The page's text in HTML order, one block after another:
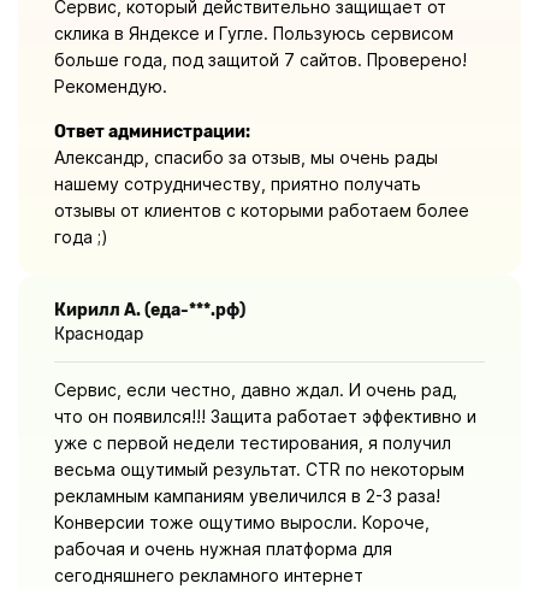
Сервис, который действительно защищает от
склика в Яндексе и Гугле. Пользуюсь сервисом
больше года, под защитой 7 сайтов. Проверено!
Рекомендую.
Ответ администрации:
Александр, спасибо за отзыв, мы очень рады
нашему сотрудничеству, приятно получать
отзывы от клиентов с которыми работаем более
года ;)
Кирилл А. (еда-***.рф)
Краснодар
Сервис, если честно, давно ждал. И очень рад,
что он появился!!! Защита работает эффективно и
уже с первой недели тестирования, я получил
весьма ощутимый результат. CTR по некоторым
рекламным кампаниям увеличился в 2-3 раза!
Конверсии тоже ощутимо выросли. Короче,
рабочая и очень нужная платформа для
сегодняшнего рекламного интернет